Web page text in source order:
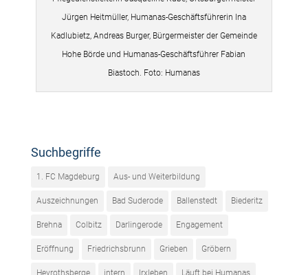
Jürgen Heitmüller, Humanas-Geschäftsführerin Ina
Kadlubietz, Andreas Burger, Bürgermeister der Gemeinde
Hohe Börde und Humanas-Geschäftsführer Fabian
Biastoch. Foto: Humanas
Suchbegriffe
1. FC Magdeburg Aus- und Weiterbildung
Auszeichnungen Bad Suderode Ballenstedt Biederitz
Brehna Colbitz Darlingerode Engagement
Eröffnung Friedrichsbrunn Grieben Gröbern
Heyrothsberge intern Irxleben Läuft bei Humanas